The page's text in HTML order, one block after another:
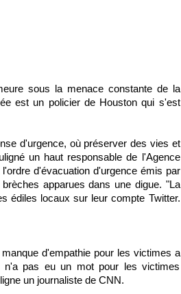
sous la menace constante de la
est un policier de Houston qui s'est
d'urgence, où préserver des vies et
un haut responsable de l'Agence
d'évacuation d'urgence émis par
apparues dans une digue. "La
édiles locaux sur leur compte Twitter.
d'empathie pour les victimes a
n'a pas eu un mot pour les victimes
un journaliste de CNN.